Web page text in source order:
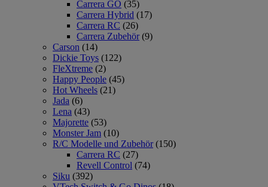
Carrera GO (35)
Carrera Hybrid (17)
Carrera RC (26)
Carrera Zubehör (9)
Carson (14)
Dickie Toys (122)
FleXtreme (2)
Happy People (45)
Hot Wheels (21)
Jada (6)
Lena (43)
Majorette (53)
Monster Jam (10)
R/C Modelle und Zubehör (150)
Carrera RC (27)
Revell Control (74)
Siku (392)